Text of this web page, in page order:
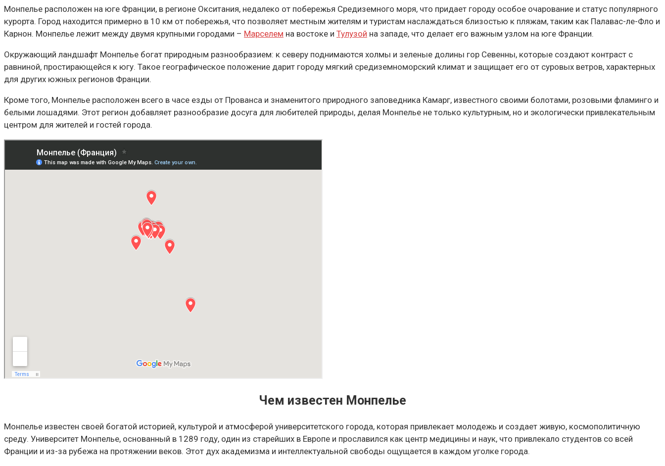
Монпелье расположен на юге Франции, в регионе Окситания, недалеко от побережья Средиземного моря, что придает городу особое очарование и статус популярного
курорта. Город находится примерно в 10 км от побережья, что позволяет местным жителям и туристам наслаждаться близостью к пляжам, таким как Палавас-ле-Фло и
Карнон. Монпелье лежит между двумя крупными городами – Марселем на востоке и Тулузой на западе, что делает его важным узлом на юге Франции.
Окружающий ландшафт Монпелье богат природным разнообразием: к северу поднимаются холмы и зеленые долины гор Севенны, которые создают контраст с
равниной, простирающейся к югу. Такое географическое положение дарит городу мягкий средиземноморский климат и защищает его от суровых ветров, характерных
для других южных регионов Франции.
Кроме того, Монпелье расположен всего в часе езды от Прованса и знаменитого природного заповедника Камарг, известного своими болотами, розовыми фламинго и
белыми лошадями. Этот регион добавляет разнообразие досуга для любителей природы, делая Монпелье не только культурным, но и экологически привлекательным
центром для жителей и гостей города.
Чем известен Монпелье
Монпелье известен своей богатой историей, культурой и атмосферой университетского города, которая привлекает молодежь и создает живую, космополитичную
среду. Университет Монпелье, основанный в 1289 году, один из старейших в Европе и прославился как центр медицины и наук, что привлекало студентов со всей
Франции и из-за рубежа на протяжении веков. Этот дух академизма и интеллектуальной свободы ощущается в каждом уголке города.